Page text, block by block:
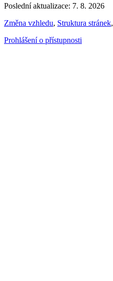
Poslední aktualizace: 7. 8. 2026
Změna vzhledu, Struktura stránek,
Prohlášení o přístupnosti